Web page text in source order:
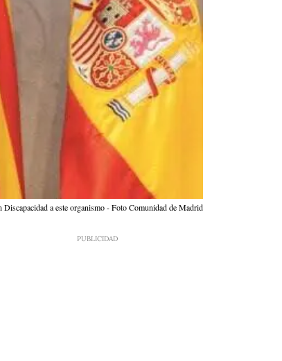
a este organismo - Foto Comunidad de Madrid